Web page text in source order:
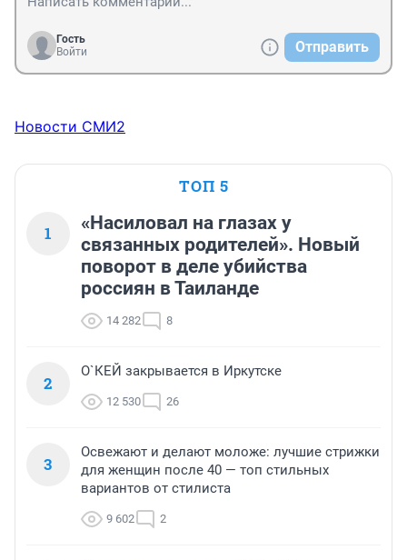
Гость
Войти
Отправить
Новости СМИ2
ТОП 5
1
«Насиловал на глазах у
связанных родителей». Новый
поворот в деле убийства
россиян в Таиланде
14 282 8
2
О`КЕЙ закрывается в Иркутске
12 530 26
3
Освежают и делают моложе: лучшие стрижки
для женщин после 40 — топ стильных
вариантов от стилиста
9 602 2